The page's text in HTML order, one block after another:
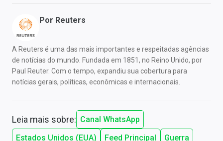
Por Reuters
A Reuters é uma das mais importantes e respeitadas agências
de notícias do mundo. Fundada em 1851, no Reino Unido, por
Paul Reuter. Com o tempo, expandiu sua cobertura para
notícias gerais, políticas, econômicas e internacionais.
Leia mais sobre: Canal WhatsApp
Estados Unidos (EUA)
Feed Principal
Guerra